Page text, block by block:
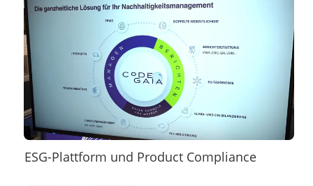
ESG-Plattform und Product Compliance